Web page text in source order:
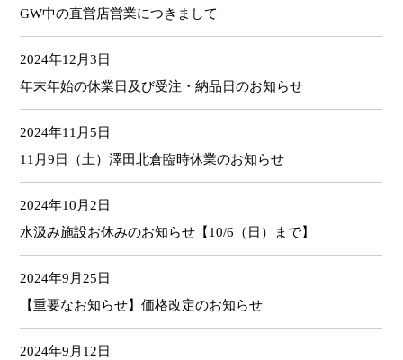
GW中の直営店営業につきまして
2024年12月3日
年末年始の休業日及び受注・納品日のお知らせ
2024年11月5日
11月9日（土）澤田北倉臨時休業のお知らせ
2024年10月2日
水汲み施設お休みのお知らせ【10/6（日）まで】
2024年9月25日
【重要なお知らせ】価格改定のお知らせ
2024年9月12日